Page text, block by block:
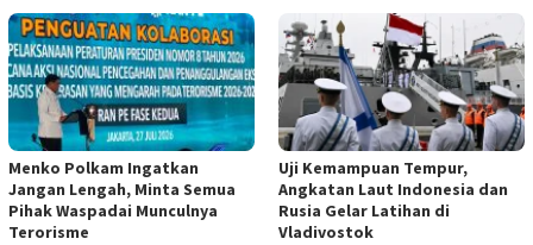
Menko Polkam Ingatkan
Jangan Lengah, Minta Semua
Pihak Waspadai Munculnya
Terorisme
Uji Kemampuan Tempur,
Angkatan Laut Indonesia dan
Rusia Gelar Latihan di
Vladivostok